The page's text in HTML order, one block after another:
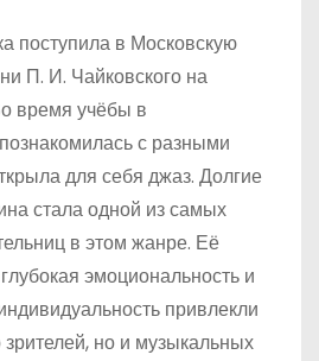
поступила в Московскую
П. И. Чайковского на
время учёбы в
с разными
для себя джаз. Долгие
стала одной из самых
в этом жанре. Её
эмоциональность и
привлекли
но и музыкальных